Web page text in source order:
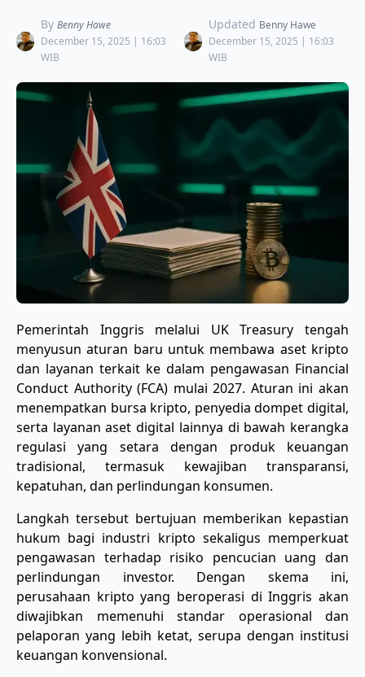
By Benny Hawe
December 15, 2025 | 16:03
WIB
Updated Benny Hawe
December 15, 2025 | 16:03
WIB
Pemerintah Inggris melalui UK Treasury tengah
menyusun aturan baru untuk membawa aset kripto
dan layanan terkait ke dalam pengawasan Financial
Conduct Authority (FCA) mulai 2027. Aturan ini akan
menempatkan bursa kripto, penyedia dompet digital,
serta layanan aset digital lainnya di bawah kerangka
regulasi yang setara dengan produk keuangan
tradisional, termasuk kewajiban transparansi,
kepatuhan, dan perlindungan konsumen.
Langkah tersebut bertujuan memberikan kepastian
hukum bagi industri kripto sekaligus memperkuat
pengawasan terhadap risiko pencucian uang dan
perlindungan investor. Dengan skema ini,
perusahaan kripto yang beroperasi di Inggris akan
diwajibkan memenuhi standar operasional dan
pelaporan yang lebih ketat, serupa dengan institusi
keuangan konvensional.